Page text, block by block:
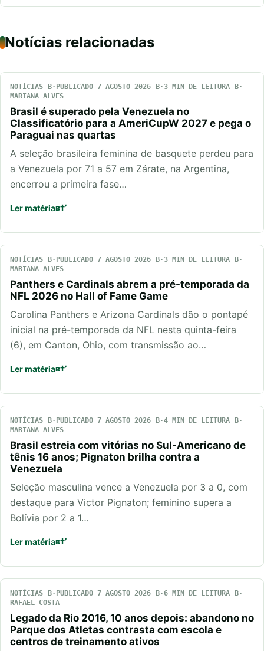
Notícias relacionadas
NOTÍCIAS PUBLICADO 7 AGOSTO 2026
3 MIN DE LEITURA
MARIANA ALVES
Brasil é superado pela Venezuela no
Classificatório para a AmeriCupW 2027 e pega o
Paraguai nas quartas
A seleção brasileira feminina de basquete perdeu para
a Venezuela por 71 a 57 em Zárate, na Argentina,
encerrou a primeira fase…
Ler matéria
NOTÍCIAS PUBLICADO 7 AGOSTO 2026
3 MIN DE LEITURA
MARIANA ALVES
Panthers e Cardinals abrem a pré-temporada da
NFL 2026 no Hall of Fame Game
Carolina Panthers e Arizona Cardinals dão o pontapé
inicial na pré-temporada da NFL nesta quinta-feira
(6), em Canton, Ohio, com transmissão ao…
Ler matéria
NOTÍCIAS PUBLICADO 7 AGOSTO 2026
4 MIN DE LEITURA
MARIANA ALVES
Brasil estreia com vitórias no Sul-Americano de
tênis 16 anos; Pignaton brilha contra a
Venezuela
Seleção masculina vence a Venezuela por 3 a 0, com
destaque para Victor Pignaton; feminino supera a
Bolívia por 2 a 1…
Ler matéria
NOTÍCIAS PUBLICADO 7 AGOSTO 2026
6 MIN DE LEITURA
RAFAEL COSTA
Legado da Rio 2016, 10 anos depois: abandono no
Parque dos Atletas contrasta com escola e
centros de treinamento ativos